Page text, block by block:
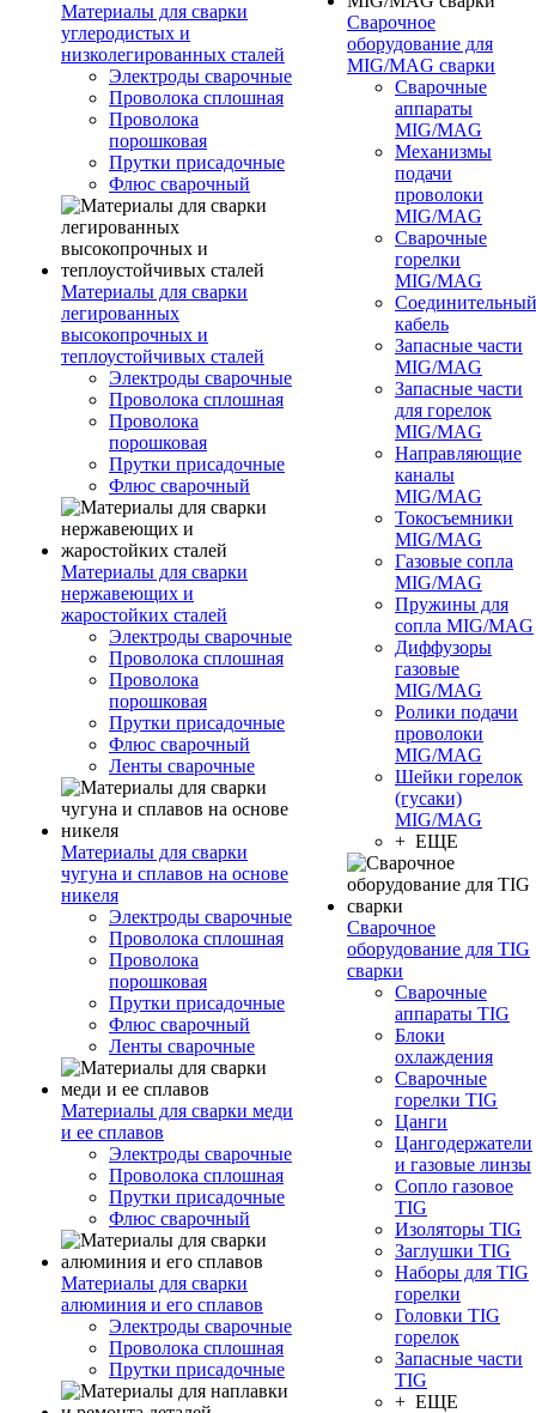
Материалы для сварки
углеродистых и
низколегированных сталей
Электроды сварочные
Проволока сплошная
Проволока
порошковая
Прутки присадочные
Флюс сварочный
Материалы для сварки
легированных
высокопрочных и
теплоустойчивых сталей
Электроды сварочные
Проволока сплошная
Проволока
порошковая
Прутки присадочные
Флюс сварочный
Материалы для сварки
нержавеющих и
жаростойких сталей
Электроды сварочные
Проволока сплошная
Проволока
порошковая
Прутки присадочные
Флюс сварочный
Ленты сварочные
Материалы для сварки
чугуна и сплавов на основе
никеля
Электроды сварочные
Проволока сплошная
Проволока
порошковая
Прутки присадочные
Флюс сварочный
Ленты сварочные
Материалы для сварки меди
и ее сплавов
Электроды сварочные
Проволока сплошная
Прутки присадочные
Флюс сварочный
Материалы для сварки
алюминия и его сплавов
Электроды сварочные
Проволока сплошная
Прутки присадочные
Сварочное
оборудование для
MIG/MAG сварки
Сварочные
аппараты
MIG/MAG
Механизмы
подачи
проволоки
MIG/MAG
Сварочные
горелки
MIG/MAG
Соединительный
кабель
Запасные части
MIG/MAG
Запасные части
для горелок
MIG/MAG
Направляющие
каналы
MIG/MAG
Токосъемники
MIG/MAG
Газовые сопла
MIG/MAG
Пружины для
сопла MIG/MAG
Диффузоры
газовые
MIG/MAG
Ролики подачи
проволоки
MIG/MAG
Шейки горелок
(гусаки)
MIG/MAG
+ ЕЩЕ
Сварочное
оборудование для TIG
сварки
Сварочные
аппараты TIG
Блоки
охлаждения
Сварочные
горелки TIG
Цанги
Цангодержатели
и газовые линзы
Сопло газовое
TIG
Изоляторы TIG
Заглушки TIG
Наборы для TIG
горелки
Головки TIG
горелок
Запасные части
TIG
+ ЕЩЕ